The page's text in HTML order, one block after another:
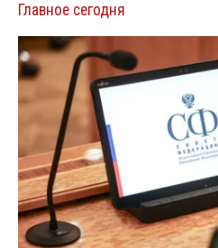
Главное сегодня